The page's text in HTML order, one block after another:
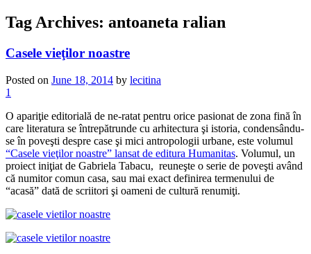
Tag Archives: antoaneta ralian
Casele vieţilor noastre
Posted on June 18, 2014 by lecitina
1
O apariţie editorială de ne-ratat pentru orice pasionat de zona fină în
care literatura se întrepătrunde cu arhitectura şi istoria, condensându-
se în poveşti despre case şi mici antropologii urbane, este volumul
“Casele vieţilor noastre” lansat de editura Humanitas. Volumul, un
proiect iniţiat de Gabriela Tabacu, reuneşte o serie de poveşti având
că numitor comun casa, sau mai exact definirea termenului de
“acasă” dată de scriitori şi oameni de cultură renumiţi.